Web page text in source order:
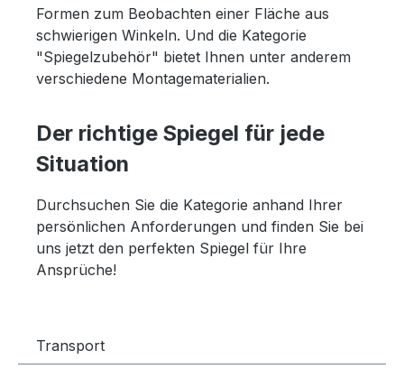
Formen zum Beobachten einer Fläche aus
schwierigen Winkeln. Und die Kategorie
"Spiegelzubehör" bietet Ihnen unter anderem
verschiedene Montagematerialien.
Der richtige Spiegel für jede
Situation
Durchsuchen Sie die Kategorie anhand Ihrer
persönlichen Anforderungen und finden Sie bei
uns jetzt den perfekten Spiegel für Ihre
Ansprüche!
Transport